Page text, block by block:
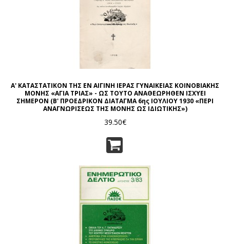
Α' ΚΑΤΑΣΤΑΤΙΚΟΝ ΤΗΣ ΕΝ ΑΙΓΙΝΗ ΙΕΡΑΣ ΓΥΝΑΙΚΕΙΑΣ ΚΟΙΝΟΒΙΑΚΗΣ
ΜΟΝΗΣ «ΑΓΙΑ ΤΡΙΑΣ» - ΩΣ ΤΟΥΤΟ ΑΝΑΘΕΩΡΗΘΕΝ ΙΣΧΥΕΙ
ΣΗΜΕΡΟΝ (Β' ΠΡΟΕΔΡΙΚΟΝ ΔΙΑΤΑΓΜΑ 6ης ΙΟΥΛΙΟΥ 1930 «ΠΕΡΙ
ΑΝΑΓΝΩΡΙΣΕΩΣ ΤΗΣ ΜΟΝΗΣ ΩΣ ΙΔΙΩΤΙΚΗΣ»)
39.50€